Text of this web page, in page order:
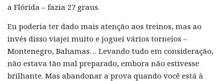
a Flórida – fazia 27 graus.
Eu poderia ter dado mais atenção aos treinos, mas ao
invés disso viajei muito e joguei vários torneios –
Montenegro, Bahamas… Levando tudo em consideração,
não estava tão mal preparado, embora não estivesse
brilhante. Mas abandonar a prova quando você está à